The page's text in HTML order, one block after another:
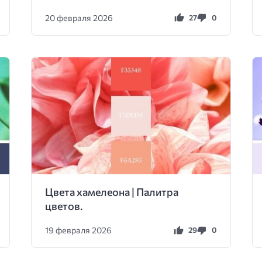
20 февраля 2026 27 0
Цвета хамелеона | Палитра
цветов.
19 февраля 2026 29 0